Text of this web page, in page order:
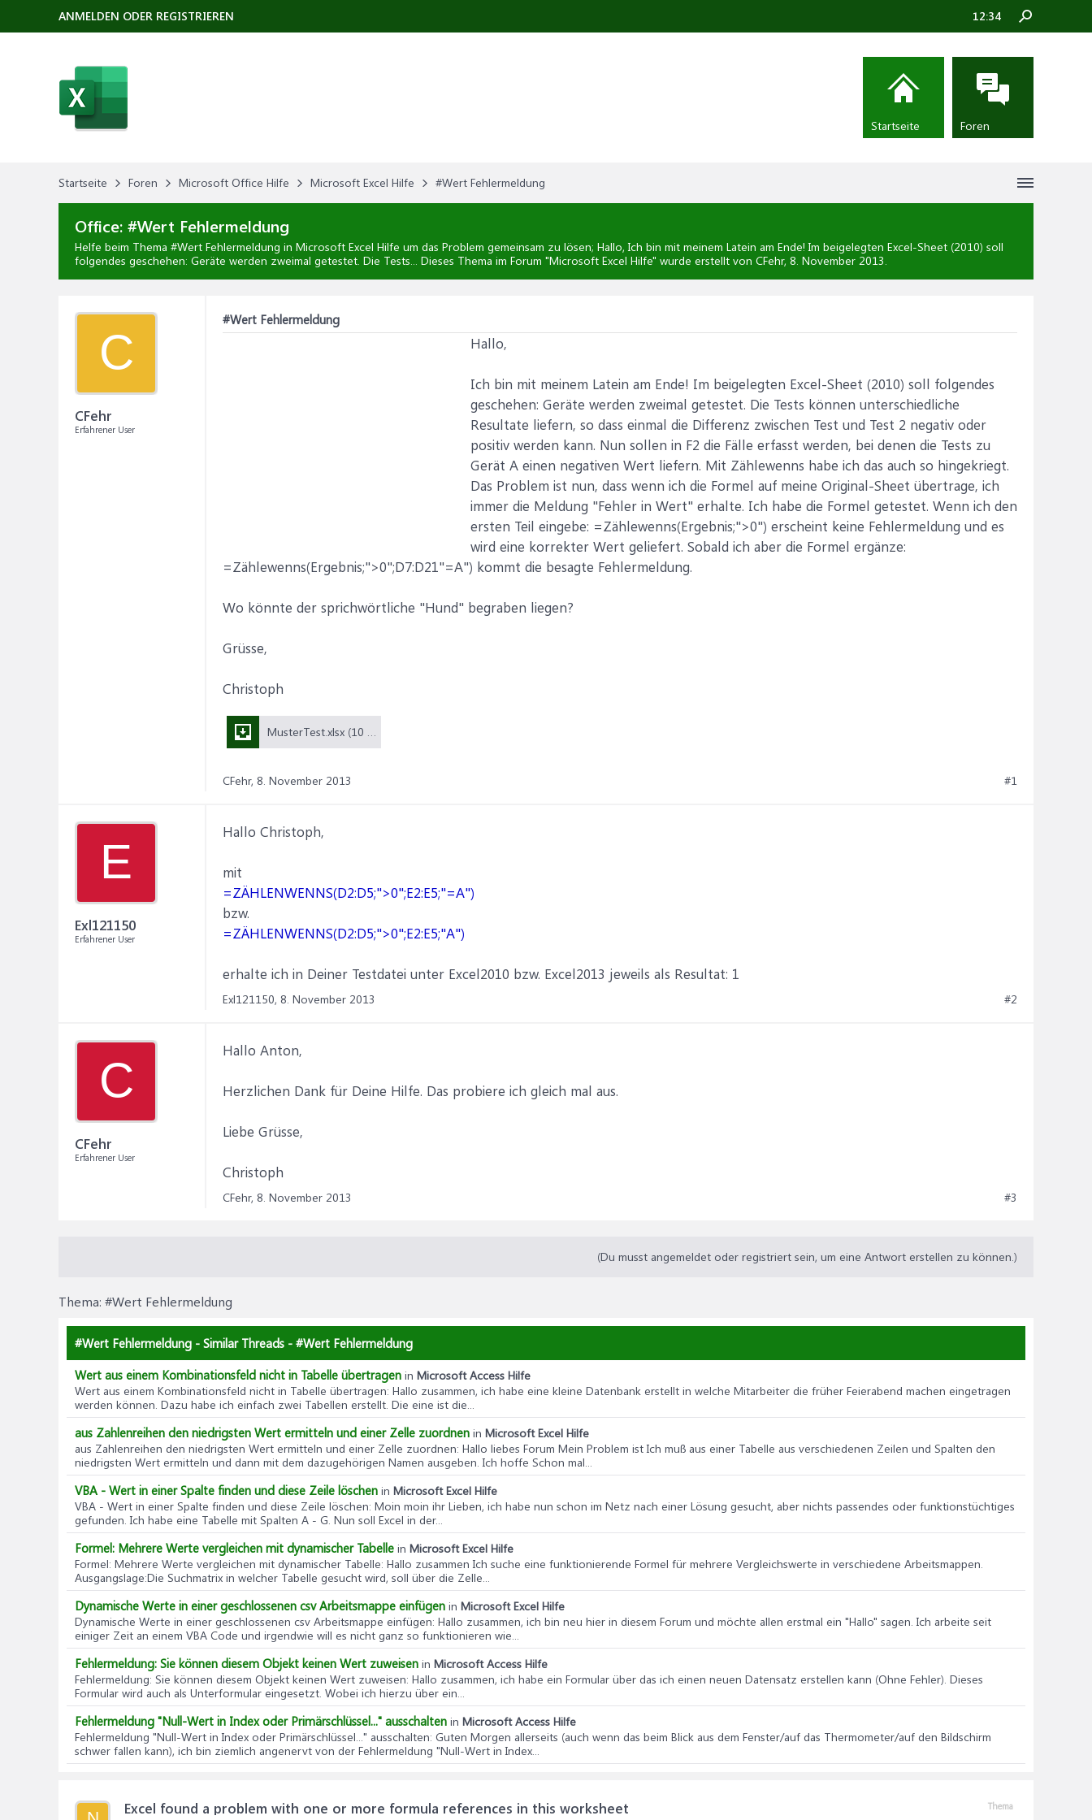
Startseite Foren Microsoft Office Hilfe Microsoft Excel Hilfe #Wert Fehlermeldung
Office: #Wert Fehlermeldung
Helfe beim Thema #Wert Fehlermeldung in Microsoft Excel Hilfe um das Problem gemeinsam zu lösen; Hallo, Ich bin mit meinem Latein am Ende! Im beigelegten Excel-Sheet (2010) soll
folgendes geschehen: Geräte werden zweimal getestet. Die Tests... Dieses Thema im Forum "Microsoft Excel Hilfe" wurde erstellt von CFehr, 8. November 2013.
C
CFehr
Erfahrener User
#Wert Fehlermeldung
Hallo,
Ich bin mit meinem Latein am Ende! Im beigelegten Excel-Sheet (2010) soll folgendes
geschehen: Geräte werden zweimal getestet. Die Tests können unterschiedliche
Resultate liefern, so dass einmal die Differenz zwischen Test und Test 2 negativ oder
positiv werden kann. Nun sollen in F2 die Fälle erfasst werden, bei denen die Tests zu
Gerät A einen negativen Wert liefern. Mit Zählewenns habe ich das auch so hingekriegt.
Das Problem ist nun, dass wenn ich die Formel auf meine Original-Sheet übertrage, ich
immer die Meldung "Fehler in Wert" erhalte. Ich habe die Formel getestet. Wenn ich den
ersten Teil eingebe: =Zählewenns(Ergebnis;">0") erscheint keine Fehlermeldung und es
wird eine korrekter Wert geliefert. Sobald ich aber die Formel ergänze:
=Zählewenns(Ergebnis;">0";D7:D21"=A") kommt die besagte Fehlermeldung.
Wo könnte der sprichwörtliche "Hund" begraben liegen?
Grüsse,
Christoph
MusterTest.xlsx (10 KB)
CFehr, 8. November 2013 #1
E
Exl121150
Erfahrener User
Hallo Christoph,
mit
=ZÄHLENWENNS(D2:D5;">0";E2:E5;"=A")
bzw.
=ZÄHLENWENNS(D2:D5;">0";E2:E5;"A")
erhalte ich in Deiner Testdatei unter Excel2010 bzw. Excel2013 jeweils als Resultat: 1
Exl121150, 8. November 2013 #2
C
CFehr
Erfahrener User
Hallo Anton,
Herzlichen Dank für Deine Hilfe. Das probiere ich gleich mal aus.
Liebe Grüsse,
Christoph
CFehr, 8. November 2013 #3
(Du musst angemeldet oder registriert sein, um eine Antwort erstellen zu können.)
Thema: #Wert Fehlermeldung
#Wert Fehlermeldung - Similar Threads - #Wert Fehlermeldung
Wert aus einem Kombinationsfeld nicht in Tabelle übertragen in Microsoft Access Hilfe
Wert aus einem Kombinationsfeld nicht in Tabelle übertragen: Hallo zusammen, ich habe eine kleine Datenbank erstellt in welche Mitarbeiter die früher Feierabend machen eingetragen
werden können. Dazu habe ich einfach zwei Tabellen erstellt. Die eine ist die...
aus Zahlenreihen den niedrigsten Wert ermitteln und einer Zelle zuordnen in Microsoft Excel Hilfe
aus Zahlenreihen den niedrigsten Wert ermitteln und einer Zelle zuordnen: Hallo liebes Forum Mein Problem ist Ich muß aus einer Tabelle aus verschiedenen Zeilen und Spalten den
niedrigsten Wert ermitteln und dann mit dem dazugehörigen Namen ausgeben. Ich hoffe Schon mal...
VBA - Wert in einer Spalte finden und diese Zeile löschen in Microsoft Excel Hilfe
VBA - Wert in einer Spalte finden und diese Zeile löschen: Moin moin ihr Lieben, ich habe nun schon im Netz nach einer Lösung gesucht, aber nichts passendes oder funktionstüchtiges
gefunden. Ich habe eine Tabelle mit Spalten A - G. Nun soll Excel in der...
Formel: Mehrere Werte vergleichen mit dynamischer Tabelle in Microsoft Excel Hilfe
Formel: Mehrere Werte vergleichen mit dynamischer Tabelle: Hallo zusammen Ich suche eine funktionierende Formel für mehrere Vergleichswerte in verschiedene Arbeitsmappen.
Ausgangslage:Die Suchmatrix in welcher Tabelle gesucht wird, soll über die Zelle...
Dynamische Werte in einer geschlossenen csv Arbeitsmappe einfügen in Microsoft Excel Hilfe
Dynamische Werte in einer geschlossenen csv Arbeitsmappe einfügen: Hallo zusammen, ich bin neu hier in diesem Forum und möchte allen erstmal ein "Hallo" sagen. Ich arbeite seit
einiger Zeit an einem VBA Code und irgendwie will es nicht ganz so funktionieren wie...
Fehlermeldung: Sie können diesem Objekt keinen Wert zuweisen in Microsoft Access Hilfe
Fehlermeldung: Sie können diesem Objekt keinen Wert zuweisen: Hallo zusammen, ich habe ein Formular über das ich einen neuen Datensatz erstellen kann (Ohne Fehler). Dieses
Formular wird auch als Unterformular eingesetzt. Wobei ich hierzu über ein...
Fehlermeldung "Null-Wert in Index oder Primärschlüssel..." ausschalten in Microsoft Access Hilfe
Fehlermeldung "Null-Wert in Index oder Primärschlüssel..." ausschalten: Guten Morgen allerseits (auch wenn das beim Blick aus dem Fenster/auf das Thermometer/auf den Bildschirm
schwer fallen kann), ich bin ziemlich angenervt von der Fehlermeldung "Null-Wert in Index...
Thema
Excel found a problem with one or more formula references in this worksheet
ANMELDEN ODER REGISTRIEREN 12:34
Startseite Foren